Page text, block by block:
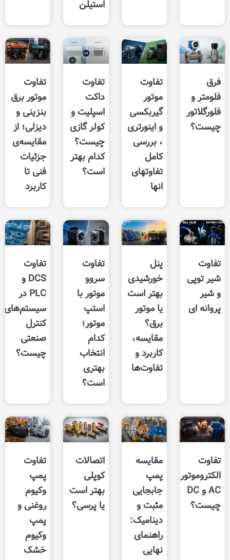
تفاوت
موتور
گیربکسی
و اینورتری
تفاوت
داکت
اسپلیت و
کولر گازی
چیست؟
کدام بهتر
است؟
تفاوت
موتور برق
بنزینی و
دیزلی؛ از
مقایسه‌ی
جزئیات
فنی تا
پنل
خورشیدی
بهتر است
یا موتور
تفاوت
سروو
موتور با
استپ
موتور؛
کدام
انتخاب
بهتری
تفاوت
DCS و
PLC‌ در
سیستم‌های
کنترل
صنعتی
چیست؟
مقایسه
پمپ
جابجایی
مثبت و
اتصالات
کوپلی
بهتر است
یا پرسی؟
تفاوت
پمپ
وکیوم
روغنی و